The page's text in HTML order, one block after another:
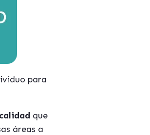
para
que
áreas a